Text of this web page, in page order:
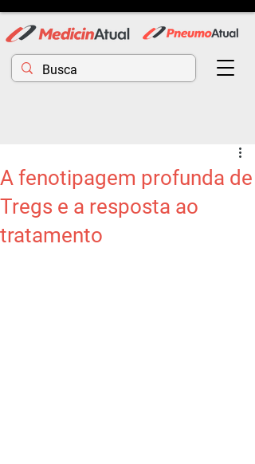
A fenotipagem profunda de
Tregs e a resposta ao
tratamento